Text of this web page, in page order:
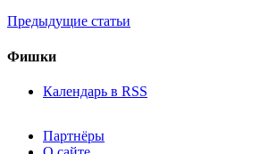
Предыдущие статьи
Фишки
Календарь в RSS
Партнёры